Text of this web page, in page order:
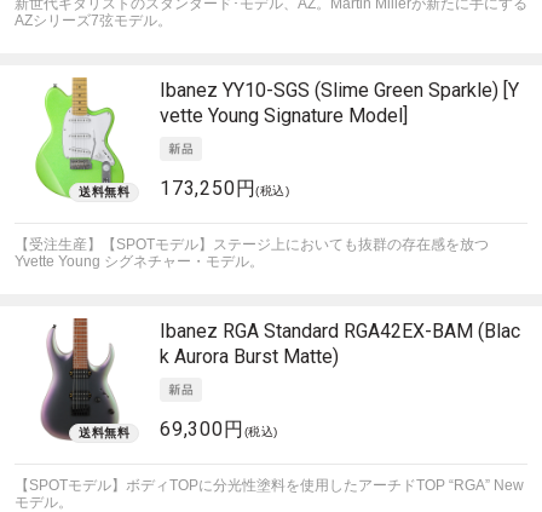
新世代ギタリストのスタンダード･モデル、AZ。Martin Millerが新たに手にする
AZシリーズ7弦モデル。
Ibanez YY10-SGS (Slime Green Sparkle) [Y
vette Young Signature Model]
173,250円(税込)
【受注生産】【SPOTモデル】ステージ上においても抜群の存在感を放つ
Yvette Young シグネチャー・モデル。
Ibanez RGA Standard RGA42EX-BAM (Blac
k Aurora Burst Matte)
69,300円 (税込)
【SPOTモデル】ボディTOPに分光性塗料を使用したアーチドTOP “RGA” New
モデル。